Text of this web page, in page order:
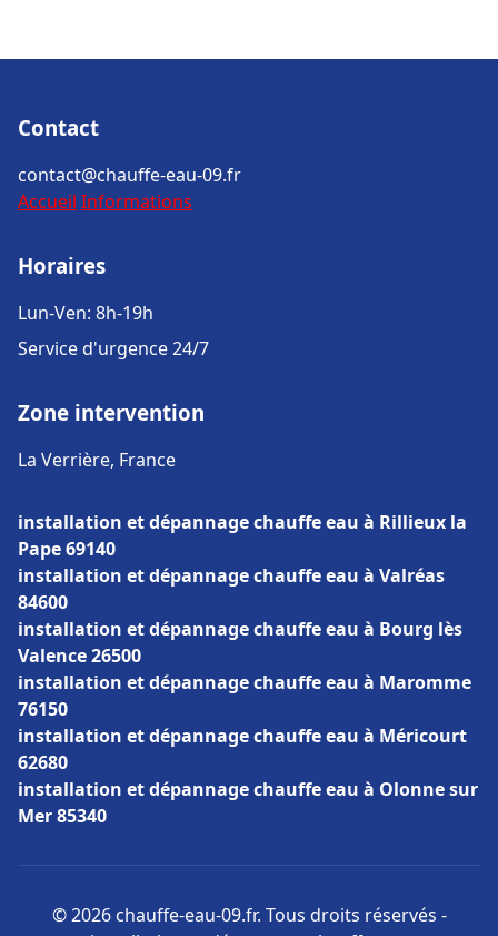
Contact
contact@chauffe-eau-09.fr
Accueil Informations
Horaires
Lun-Ven: 8h-19h
Service d'urgence 24/7
Zone intervention
La Verrière, France
installation et dépannage chauffe eau à Rillieux la
Pape 69140
installation et dépannage chauffe eau à Valréas
84600
installation et dépannage chauffe eau à Bourg lès
Valence 26500
installation et dépannage chauffe eau à Maromme
76150
installation et dépannage chauffe eau à Méricourt
62680
installation et dépannage chauffe eau à Olonne sur
Mer 85340
© 2026 chauffe-eau-09.fr. Tous droits réservés -